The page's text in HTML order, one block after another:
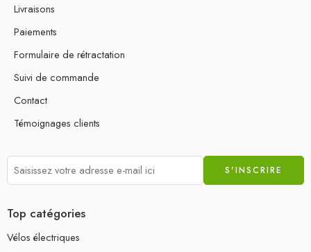
Livraisons
Paiements
Formulaire de rétractation
Suivi de commande
Contact
Témoignages clients
Top catégories
Vélos électriques